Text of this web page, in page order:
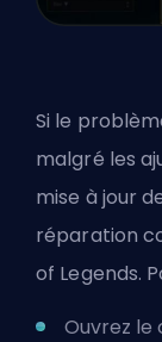
Si le
malgré les
mise à jour
réparation
of Legends.
Ouvrez le